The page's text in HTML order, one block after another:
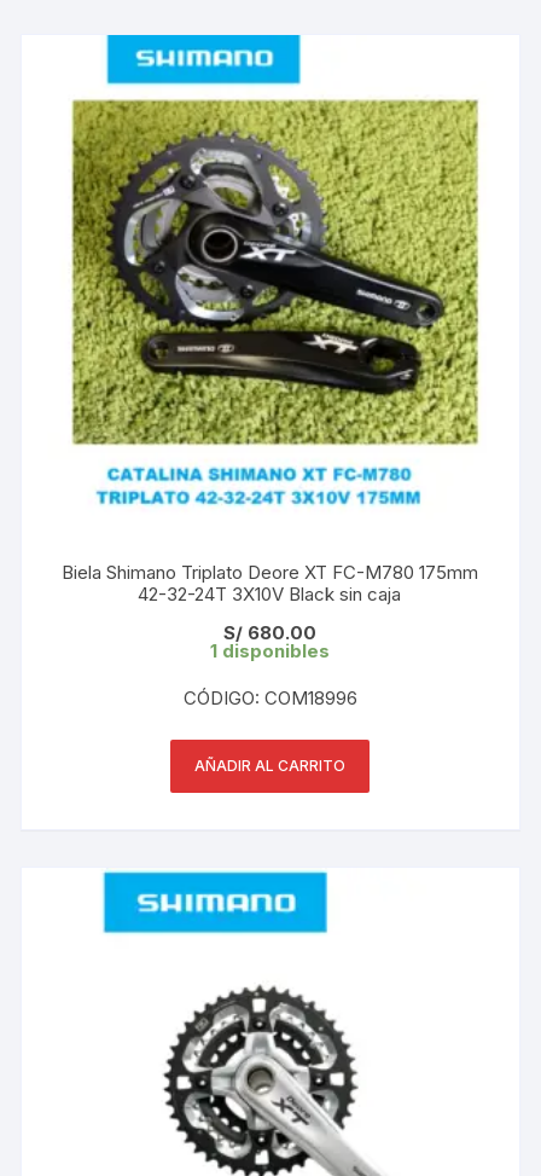
Biela Shimano Triplato Deore XT FC-M780 175mm
42-32-24T 3X10V Black sin caja
S/ 680.00
1 disponibles
CÓDIGO: COM18996
AÑADIR AL CARRITO